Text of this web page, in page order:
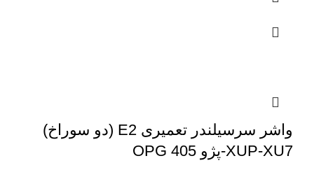
واشر سرسیلندر تعمیری E2 (دو سوراخ)
XUP-XU7-پژو 405 OPG